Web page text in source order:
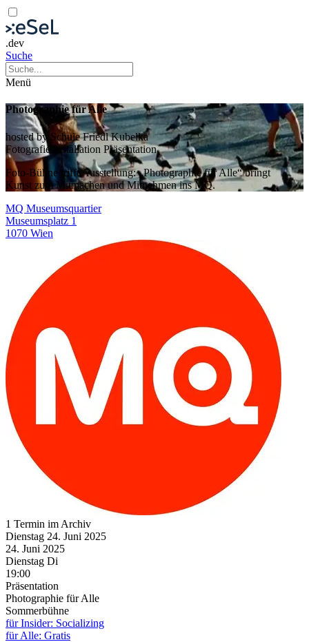
.dev
Suche
Menü
Photographie für Alle
hosted by Schule Friedl Kubelka
Fotografie Installation Präsentation
Foto-Bühne trifft Ausstellung: „Photographie für Alle“ bringt
Kunst zum Mitmachen und Mitnehmen ins MQ.
MQ Museumsquartier
Museumsplatz 1
1070 Wien
1 Termin im Archiv
Dienstag 24. Juni 2025
24. Juni 2025
Dienstag Di
19:00
Präsentation
Photographie für Alle
Sommerbühne
für Insider: Socializing
für Alle: Gratis